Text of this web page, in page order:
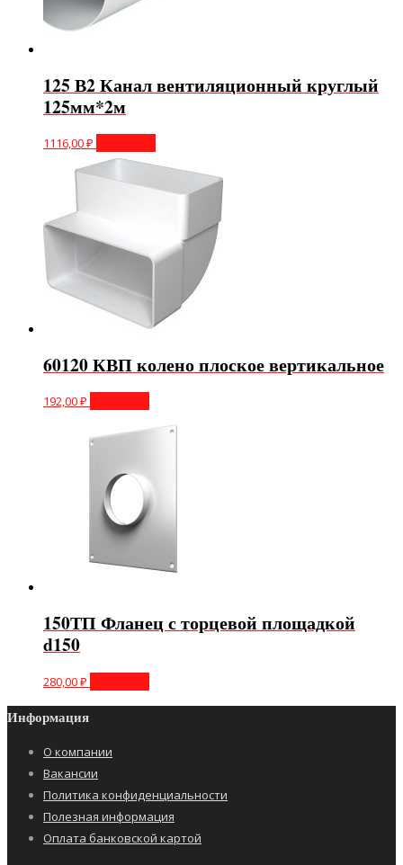
125 В2 Канал вентиляционный круглый
125мм*2м
1116,00₽
60120 КВП колено плоское вертикальное
192,00₽
150ТП Фланец с торцевой площадкой
d150
280,00₽
Информация
О компании
Вакансии
Политика конфиденциальности
Полезная информация
Оплата банковской картой